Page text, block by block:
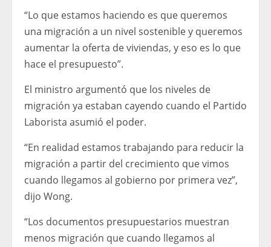
“Lo que estamos haciendo es que queremos
una migración a un nivel sostenible y queremos
aumentar la oferta de viviendas, y eso es lo que
hace el presupuesto”.
El ministro argumentó que los niveles de
migración ya estaban cayendo cuando el Partido
Laborista asumió el poder.
“En realidad estamos trabajando para reducir la
migración a partir del crecimiento que vimos
cuando llegamos al gobierno por primera vez”,
dijo Wong.
“Los documentos presupuestarios muestran
menos migración que cuando llegamos al